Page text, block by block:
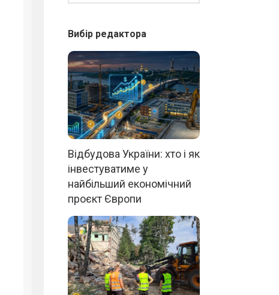
Вибір редактора
Відбудова України: хто і як
інвестуватиме у
найбільший економічний
проєкт Європи